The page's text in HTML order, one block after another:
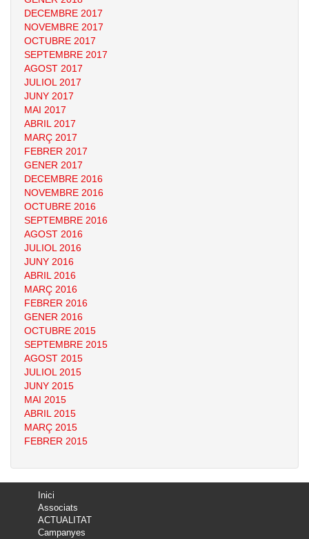
DECEMBRE 2017
NOVEMBRE 2017
OCTUBRE 2017
SEPTEMBRE 2017
AGOST 2017
JULIOL 2017
JUNY 2017
MAI 2017
ABRIL 2017
MARÇ 2017
FEBRER 2017
GENER 2017
DECEMBRE 2016
NOVEMBRE 2016
OCTUBRE 2016
SEPTEMBRE 2016
AGOST 2016
JULIOL 2016
JUNY 2016
ABRIL 2016
MARÇ 2016
FEBRER 2016
GENER 2016
OCTUBRE 2015
SEPTEMBRE 2015
AGOST 2015
JULIOL 2015
JUNY 2015
MAI 2015
ABRIL 2015
MARÇ 2015
FEBRER 2015
Inici
Associats
ACTUALITAT
Campanyes